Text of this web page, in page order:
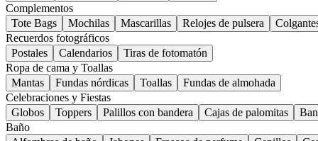
Complementos
Tote Bags
Mochilas Mascarillas Relojes de pulsera
Recuerdos fotográficos
Postales
Calendarios
Tiras de fotomatón
Ropa de cama y Toallas
Mantas
Fundas nórdicas Toallas
Fundas de almohada
Celebraciones y Fiestas
Globos
Toppers Palillos con bandera Cajas de palomitas
Baño